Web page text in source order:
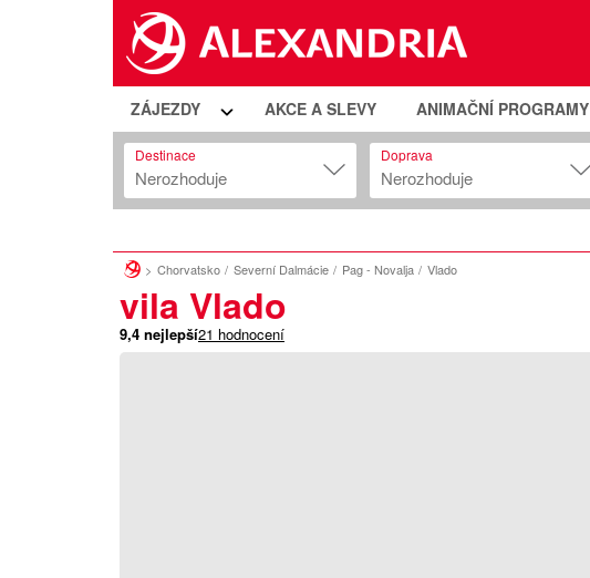
ZÁJEZDY AKCE A SLEVY ANIMAČNÍ PROGRAMY
Destinace
Nerozhoduje
Doprava
Nerozhoduje
Chorvatsko Severní Dalmácie Pag - Novalja Vlado
vila Vlado
9,4 nejlepší21 hodnocení